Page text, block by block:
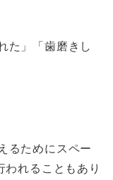
た」「歯磨きし
るためにスペー
れることもあり